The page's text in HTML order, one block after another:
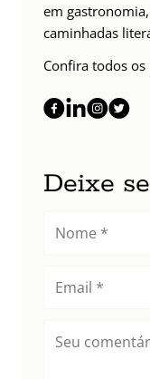
em
caminhadas
Confira todos
Deixe